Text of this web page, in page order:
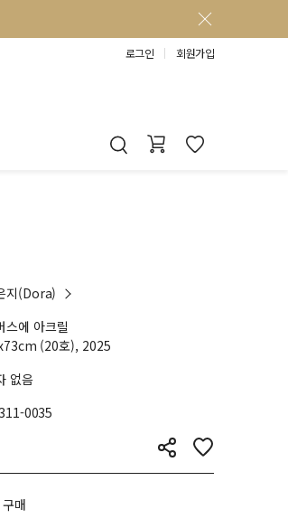
로그인 회원가입
지(Dora)
스에 아크릴
(20호), 2025
없음
0035
구매